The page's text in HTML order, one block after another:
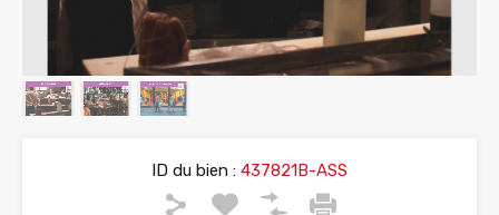
ID du bien : 437821B-ASS